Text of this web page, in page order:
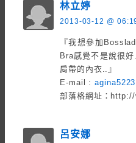
林立婷
2013-03-12 @
『我想參加
Bra感覺不是說很
肩帶的內衣..』
E-mail :
部落格網址：
呂安娜